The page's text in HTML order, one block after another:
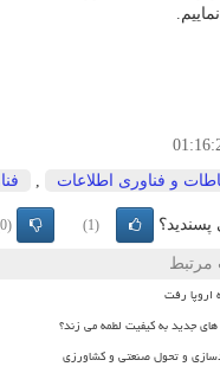
و فناوری اطلاعات
(1)
(0)
مرتبط
اروپا رفت
جدید به کیفیت لطمه می زند؟
و تحول صنعتی و کشاورزی